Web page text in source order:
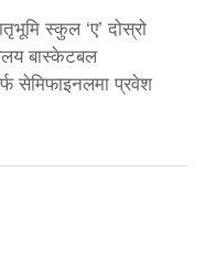
स्कुल ‘ए’ दोस्रो
बास्केटबल
सेमिफाइनलमा प्रवेश